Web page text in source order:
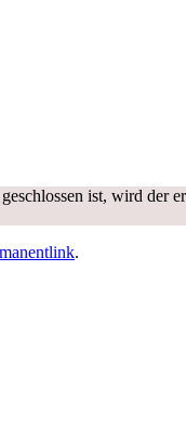
ist, wird der
.